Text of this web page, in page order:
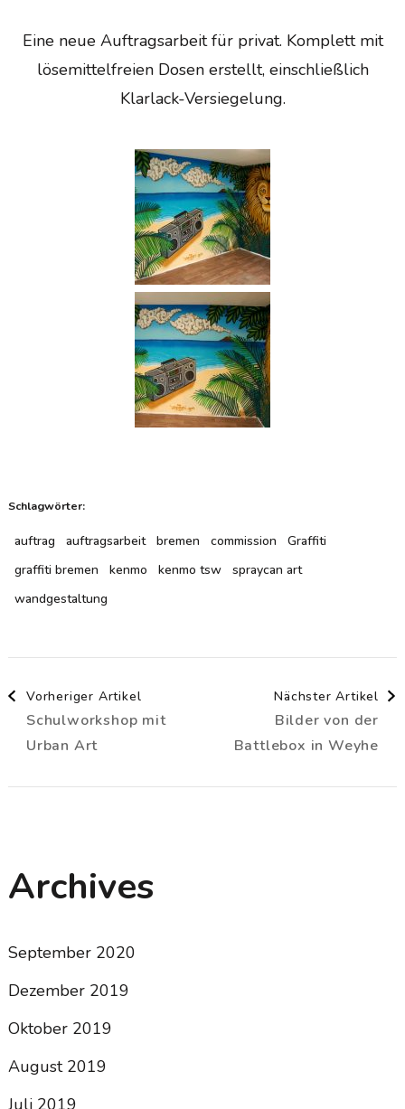
Eine neue Auftragsarbeit für privat. Komplett mit
lösemittelfreien Dosen erstellt, einschließlich
Klarlack-Versiegelung.
Schlagwörter:
auftrag auftragsarbeit bremen commission
Graffiti
graffiti bremen
kenmo kenmo tsw
spraycan art
wandgestaltung
Beitragsnavigation
Vorheriger Artikel
Schulworkshop mit
Urban Art
Nächster Artikel
Bilder von der
Battlebox in Weyhe
Archives
September 2020
Dezember 2019
Oktober 2019
August 2019
Juli 2019